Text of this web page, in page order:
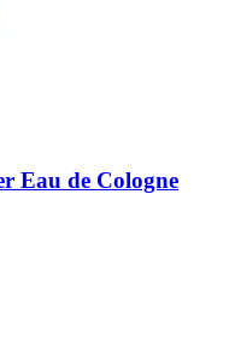
Eau de Cologne